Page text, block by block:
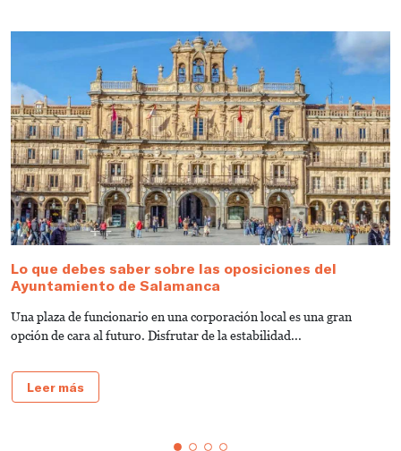
Lo que debes saber sobre las oposiciones del
Ayuntamiento de Salamanca
Una plaza de funcionario en una corporación local es una gran
opción de cara al futuro. Disfrutar de la estabilidad...
Leer más